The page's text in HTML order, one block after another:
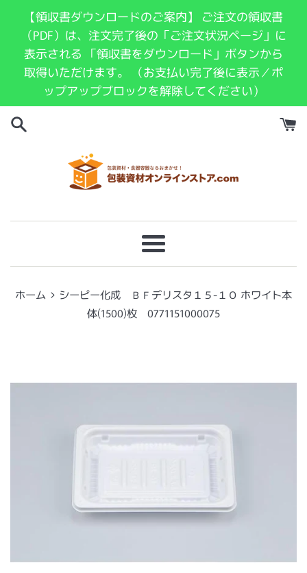
【領収書ダウンロードのご案内】 ご注文の領収書
（PDF）は、注文完了後の「ご注文状況ページ」に
表示される 「領収書をダウンロード」ボタンから
取得いただけます。 （お支払い完了後に表示／ポ
ップアップブロックを解除してください）
メ
ニ
ュ
ー
ホーム › シーピー化成 ＢＦデリスタ１５-１０ ホワイト本
体(1500)枚 0771151000075